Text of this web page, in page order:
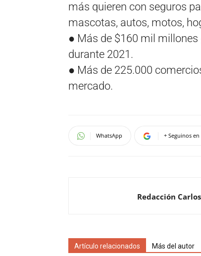
más quieren con seguros
mascotas, autos, motos,
● Más de $160 mil
durante 2021.
● Más de 225.000
mercado.
WhatsApp + Seguinos
Redacción
Artículo relacionados Más del autor